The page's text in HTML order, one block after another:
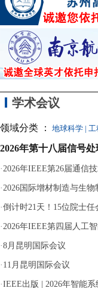
学术会议
领域分类 ： 地球科学 | 工
2026年第十八届信号处
·2026年IEEE第26届通信
·2026国际增材制造与生物
·倒计时21天！15位院士
·2026年IEEE第四届人工
·8月昆明国际会议
· 11月昆明国际会议
·IEEE出版 | 2026年智能